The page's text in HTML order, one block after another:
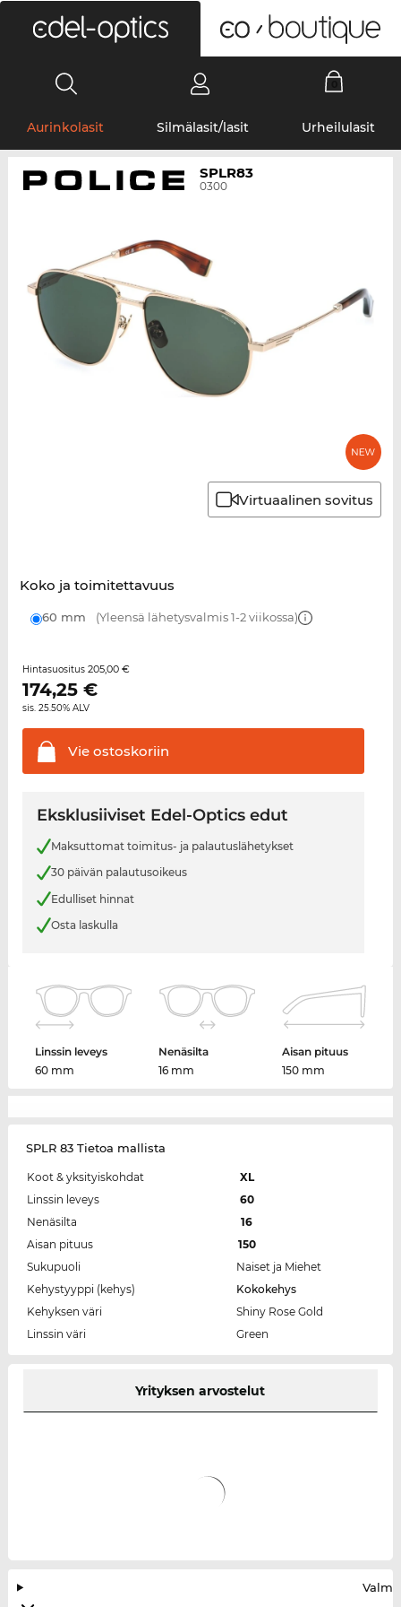
Aurinkolasit Silmälasit/lasit Urheilulasit
SPLR83
0300
Virtuaalinen sovitus
Koko ja toimitettavuus
60 mm (Yleensä lähetysvalmis 1-2 viikossa)
Hintasuositus 205,00 €
174,25€
sis. 25.50% ALV
Vieostoskoriin
Eksklusiiviset Edel-Optics edut
Maksuttomat toimitus- ja palautuslähetykset
30 päivän palautusoikeus
Edulliset hinnat
Osta laskulla
Linssin leveys
60 mm
Nenäsilta
16 mm
Aisan pituus
150 mm
SPLR 83 Tietoa mallista
Koot & yksityiskohdat
XL
Linssin leveys
60
Nenäsilta
16
Aisan pituus
150
Sukupuoli
Naiset ja Miehet
Kehystyyppi (kehys)
Kokokehys
Kehyksen väri
Shiny Rose Gold
Linssin väri
Green
Yrityksen arvostelut